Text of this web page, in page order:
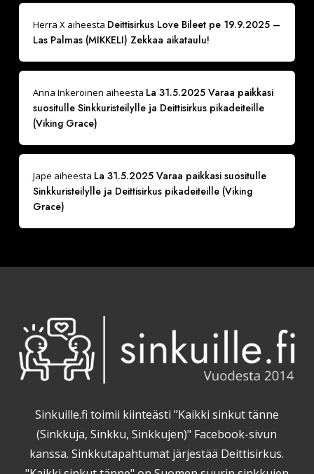
Herra Xaiheesta Deittisirkus Love Bileet pe 19.9.2025 –
Las Palmas (MIKKELI) Zekkaa aikataulu!
Anna Inkeroinen aiheesta La 31.5.2025 Varaa paikkasi
suositulle Sinkkuristeilylle ja Deittisirkus pikadeiteille
(Viking Grace)
Jape aiheesta La 31.5.2025 Varaa paikkasi suositulle
Sinkkuristeilylle ja Deittisirkus pikadeiteille (Viking
Grace)
Sinkuille.fi toimii kiinteästi "Kaikki sinkut tänne
(Sinkkuja, Sinkku, Sinkkujen)" Facebook-sivun
kanssa. Sinkkutapahtumat järjestää Deittisirkus.